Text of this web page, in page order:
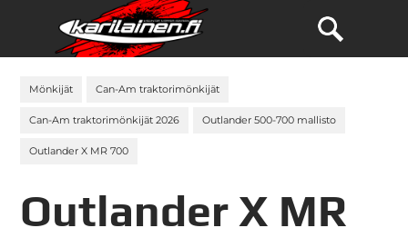
Mönkijät Can-Am traktorimönkijät
Can-Am traktorimönkijät 2026 Outlander 500-700 mallisto
Outlander X MR 700
Outlander X MR